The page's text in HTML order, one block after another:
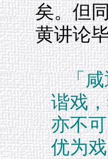
矣。但
黄讲论
「
谐戏
亦不
优为